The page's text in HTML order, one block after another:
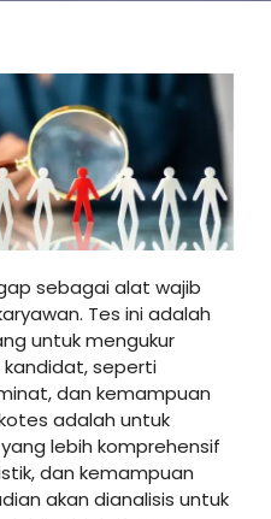
sebagai alat wajib
Tes ini adalah
untuk mengukur
seperti
dan kemampuan
adalah untuk
lebih komprehensif
dan kemampuan
akan dianalisis untuk